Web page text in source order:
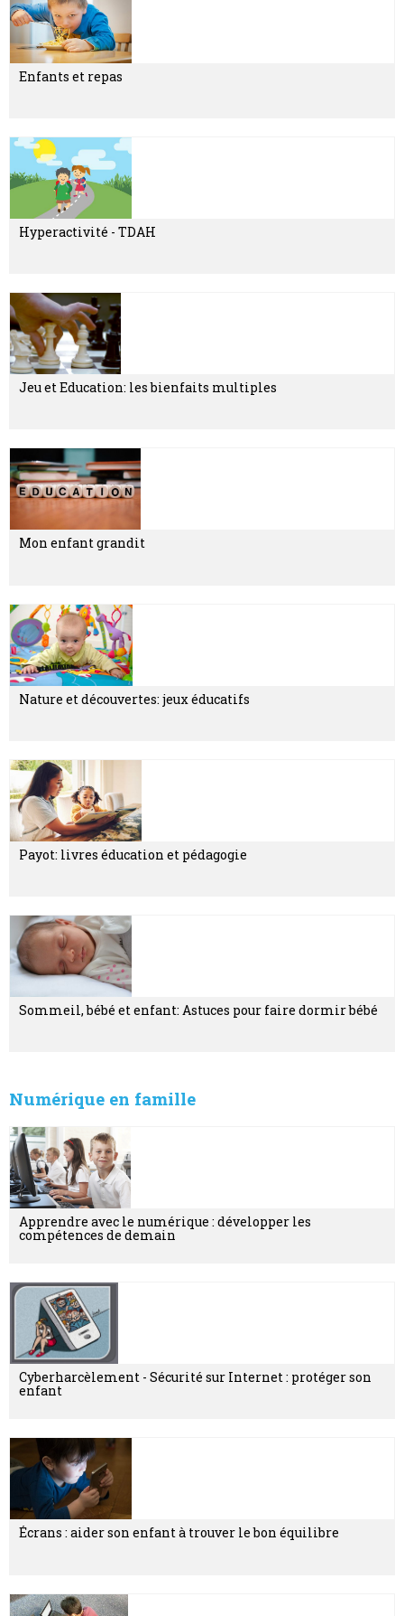
Enfants et repas
Hyperactivité - TDAH
Jeu et Education: les bienfaits multiples
Mon enfant grandit
Nature et découvertes: jeux éducatifs
Payot: livres éducation et pédagogie
Sommeil, bébé et enfant: Astuces pour faire dormir bébé
Numérique en famille
Apprendre avec le numérique : développer les
compétences de demain
Cyberharcèlement - Sécurité sur Internet : protéger son
enfant
Écrans : aider son enfant à trouver le bon équilibre